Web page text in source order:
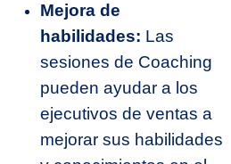
Mejora de
habilidades: Las
sesiones de Coaching
pueden ayudar a los
ejecutivos de ventas a
mejorar sus habilidades